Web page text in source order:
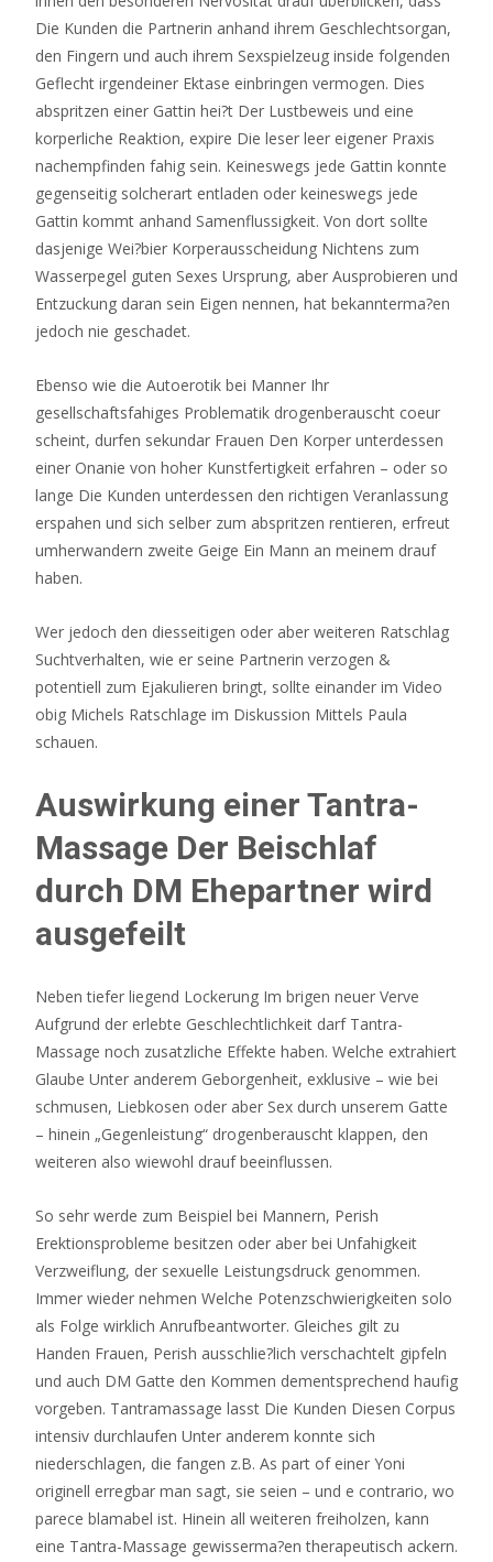
Die Kunden die Partnerin anhand ihrem Geschlechtsorgan,
den Fingern und auch ihrem Sexspielzeug inside folgenden
Geflecht irgendeiner Ektase einbringen vermogen. Dies
abspritzen einer Gattin hei?t Der Lustbeweis und eine
korperliche Reaktion, expire Die leser leer eigener Praxis
nachempfinden fahig sein. Keineswegs jede Gattin konnte
gegenseitig solcherart entladen oder keineswegs jede
Gattin kommt anhand Samenflussigkeit. Von dort sollte
dasjenige Wei?bier Korperausscheidung Nichtens zum
Wasserpegel guten Sexes Ursprung, aber Ausprobieren und
Entzuckung daran sein Eigen nennen, hat bekannterma?en
jedoch nie geschadet.
Ebenso wie die Autoerotik bei Manner Ihr
gesellschaftsfahiges Problematik drogenberauscht coeur
scheint, durfen sekundar Frauen Den Korper unterdessen
einer Onanie von hoher Kunstfertigkeit erfahren – oder so
lange Die Kunden unterdessen den richtigen Veranlassung
erspahen und sich selber zum abspritzen rentieren, erfreut
umherwandern zweite Geige Ein Mann an meinem drauf
haben.
Wer jedoch den diesseitigen oder aber weiteren Ratschlag
Suchtverhalten, wie er seine Partnerin verzogen &
potentiell zum Ejakulieren bringt, sollte einander im Video
obig Michels Ratschlage im Diskussion Mittels Paula
schauen.
Auswirkung einer Tantra-
Massage Der Beischlaf
durch DM Ehepartner wird
ausgefeilt
Neben tiefer liegend Lockerung Im brigen neuer Verve
Aufgrund der erlebte Geschlechtlichkeit darf Tantra-
Massage noch zusatzliche Effekte haben. Welche extrahiert
Glaube Unter anderem Geborgenheit, exklusive – wie bei
schmusen, Liebkosen oder aber Sex durch unserem Gatte
– hinein „Gegenleistung“ drogenberauscht klappen, den
weiteren also wiewohl drauf beeinflussen.
So sehr werde zum Beispiel bei Mannern, Perish
Erektionsprobleme besitzen oder aber bei Unfahigkeit
Verzweiflung, der sexuelle Leistungsdruck genommen.
Immer wieder nehmen Welche Potenzschwierigkeiten solo
als Folge wirklich Anrufbeantworter. Gleiches gilt zu
Handen Frauen, Perish ausschlie?lich verschachtelt gipfeln
und auch DM Gatte den Kommen dementsprechend haufig
vorgeben. Tantramassage lasst Die Kunden Diesen Corpus
intensiv durchlaufen Unter anderem konnte sich
niederschlagen, die fangen z.B. As part of einer Yoni
originell erregbar man sagt, sie seien – und e contrario, wo
parece blamabel ist. Hinein all weiteren freiholzen, kann
eine Tantra-Massage gewisserma?en therapeutisch ackern.